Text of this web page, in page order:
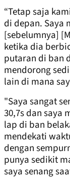
“Tetap saja
di depan. Saya
[sebelumnya]
ketika dia
putaran di ban
mendorong
lain di mana
"Saya sangat
30,7s dan saya
lap di ban
mendekati
dengan
punya sedikit
saya senang